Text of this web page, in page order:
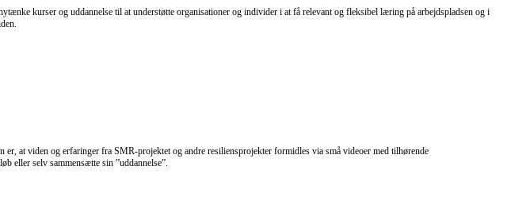
kurser og uddannelse til at understøtte organisationer og individer i at få relevant og fleksibel læring på arbejdspladsen og i
at viden og erfaringer fra SMR-projektet og andre resiliensprojekter formidles via små videoer med tilhørende
eller selv sammensætte sin ”uddannelse”.